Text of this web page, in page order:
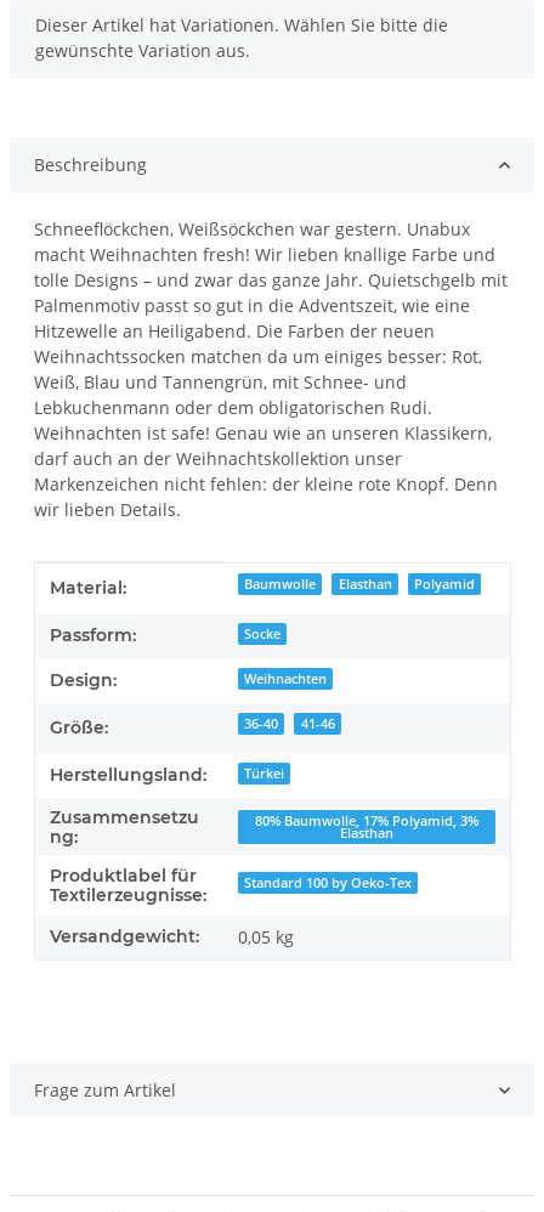
x
Dieser Artikel hat Variationen. Wählen Sie bitte die
gewünschte Variation aus.
Beschreibung
Schneeflöckchen, Weißsöckchen war gestern. Unabux
macht Weihnachten fresh! Wir lieben knallige Farbe und
tolle Designs – und zwar das ganze Jahr. Quietschgelb mit
Palmenmotiv passt so gut in die Adventszeit, wie eine
Hitzewelle an Heiligabend. Die Farben der neuen
Weihnachtssocken matchen da um einiges besser: Rot,
Weiß, Blau und Tannengrün, mit Schnee- und
Lebkuchenmann oder dem obligatorischen Rudi.
Weihnachten ist safe! Genau wie an unseren Klassikern,
darf auch an der Weihnachtskollektion unser
Markenzeichen nicht fehlen: der kleine rote Knopf. Denn
wir lieben Details.
Produkteigenschaft
Wert
Material: Baumwolle Elasthan Polyamid
Passform: Socke
Design: Weihnachten
Größe: 36-40 41-46
Herstellungsland: Türkei
Zusammensetzu
ng:
80% Baumwolle, 17% Polyamid, 3%
Elasthan
Produktlabel für
Textilerzeugnisse:
Standard 100 by Oeko-Tex
Versandgewicht: 0,05 kg
Frage zum Artikel